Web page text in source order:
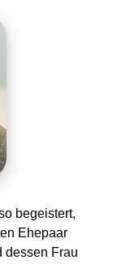
begeistert,
Ehepaar
dessen Frau